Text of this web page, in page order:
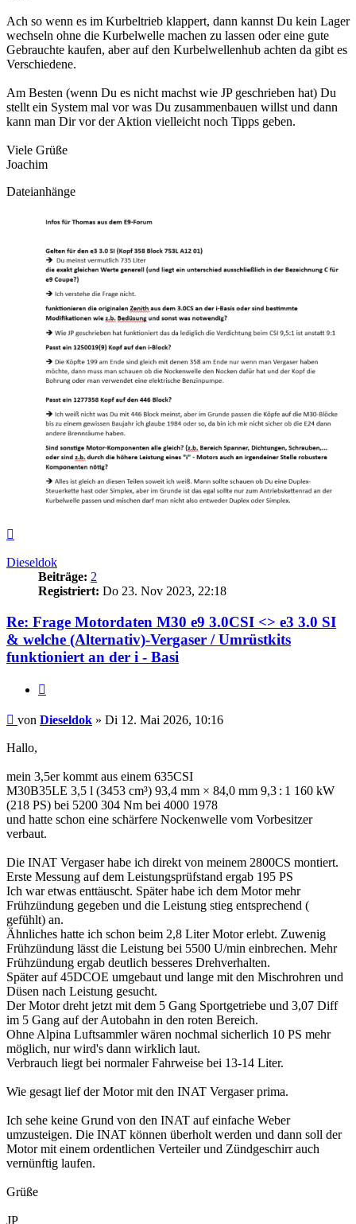
Ach so wenn es im Kurbeltrieb klappert, dann kannst Du kein Lager
wechseln ohne die Kurbelwelle machen zu lassen oder eine gute
Gebrauchte kaufen, aber auf den Kurbelwellenhub achten da gibt es
Verschiedene.
Am Besten (wenn Du es nicht machst wie JP geschrieben hat) Du
stellt ein System mal vor was Du zusammenbauen willst und dann
kann man Dir vor der Aktion vielleicht noch Tipps geben.
Viele Grüße
Joachim
Dateianhänge
Dieseldok
Beiträge: 2
Registriert: Do 23. Nov 2023, 22:18
Re: Frage Motordaten M30 e9 3.0CSI <> e3 3.0 SI
& welche (Alternativ)-Vergaser / Umrüstkits
funktioniert an der i - Basi
Beitrag
von Dieseldok » Di 12. Mai 2026, 10:16
Hallo,
mein 3,5er kommt aus einem 635CSI
M30B35LE 3,5 l (3453 cm³) 93,4 mm × 84,0 mm 9,3 : 1 160 kW
(218 PS) bei 5200 304 Nm bei 4000 1978
und hatte schon eine schärfere Nockenwelle vom Vorbesitzer
verbaut.
Die INAT Vergaser habe ich direkt von meinem 2800CS montiert.
Erste Messung auf dem Leistungsprüfstand ergab 195 PS
Ich war etwas enttäuscht. Später habe ich dem Motor mehr
Frühzündung gegeben und die Leistung stieg entsprechend (
gefühlt) an.
Ähnliches hatte ich schon beim 2,8 Liter Motor erlebt. Zuwenig
Frühzündung lässt die Leistung bei 5500 U/min einbrechen. Mehr
Frühzündung ergab deutlich besseres Drehverhalten.
Später auf 45DCOE umgebaut und lange mit den Mischrohren und
Düsen nach Leistung gesucht.
Der Motor dreht jetzt mit dem 5 Gang Sportgetriebe und 3,07 Diff
im 5 Gang auf der Autobahn in den roten Bereich.
Ohne Alpina Luftsammler wären nochmal sicherlich 10 PS mehr
möglich, nur wird's dann wirklich laut.
Verbrauch liegt bei normaler Fahrweise bei 13-14 Liter.
Wie gesagt lief der Motor mit den INAT Vergaser prima.
Ich sehe keine Grund von den INAT auf einfache Weber
umzusteigen. Die INAT können überholt werden und dann soll der
Motor mit einem ordentlichen Verteiler und Zündgeschirr auch
vernünftig laufen.
Grüße
JP